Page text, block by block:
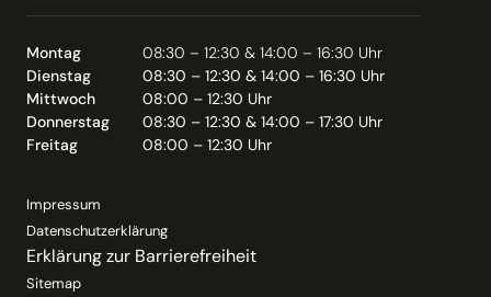
Montag
08:30 – 12:30 & 14:00 – 16:30 Uhr
Dienstag
08:30 – 12:30 & 14:00 – 16:30 Uhr
Mittwoch
08:00 – 12:30 Uhr
Donnerstag
08:30 – 12:30 & 14:00 – 17:30 Uhr
Freitag
08:00 – 12:30 Uhr
Impressum
Datenschutzerklärung
Erklärung zur Barrierefreiheit
Sitemap